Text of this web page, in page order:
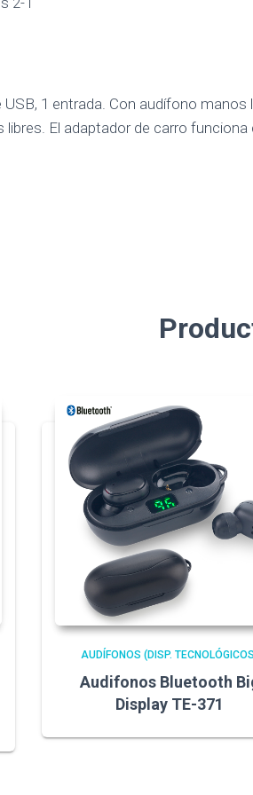
1 entrada. Con audífono
El adaptador de carro
AUDÍFONOS (DISP.
Audifonos Bluetooth
Display TE-371